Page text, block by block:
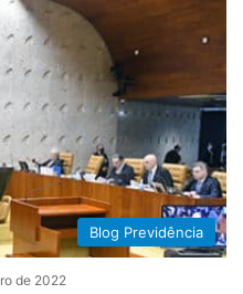
Blog Previdência
de 2022